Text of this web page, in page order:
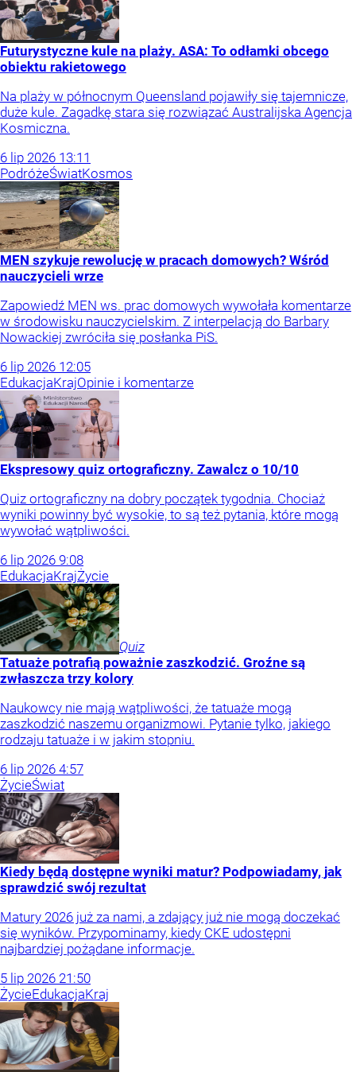
Futurystyczne kule na plaży. ASA: To odłamki obcego
obiektu rakietowego
Na plaży w północnym Queensland pojawiły się tajemnicze,
duże kule. Zagadkę stara się rozwiązać Australijska Agencja
Kosmiczna.
6 lip 2026 13:11
PodróżeŚwiatKosmos
MEN szykuje rewolucję w pracach domowych? Wśród
nauczycieli wrze
Zapowiedź MEN ws. prac domowych wywołała komentarze
w środowisku nauczycielskim. Z interpelacją do Barbary
Nowackiej zwróciła się posłanka PiS.
6 lip 2026 12:05
EdukacjaKrajOpinie i komentarze
Ekspresowy quiz ortograficzny. Zawalcz o 10/10
Quiz ortograficzny na dobry początek tygodnia. Chociaż
wyniki powinny być wysokie, to są też pytania, które mogą
wywołać wątpliwości.
6 lip 2026 9:08
EdukacjaKrajŻycie
Quiz
Tatuaże potrafią poważnie zaszkodzić. Groźne są
zwłaszcza trzy kolory
Naukowcy nie mają wątpliwości, że tatuaże mogą
zaszkodzić naszemu organizmowi. Pytanie tylko, jakiego
rodzaju tatuaże i w jakim stopniu.
6 lip 2026 4:57
ŻycieŚwiat
Kiedy będą dostępne wyniki matur? Podpowiadamy, jak
sprawdzić swój rezultat
Matury 2026 już za nami, a zdający już nie mogą doczekać
się wyników. Przypominamy, kiedy CKE udostępni
najbardziej pożądane informacje.
5 lip 2026 21:50
ŻycieEdukacjaKraj